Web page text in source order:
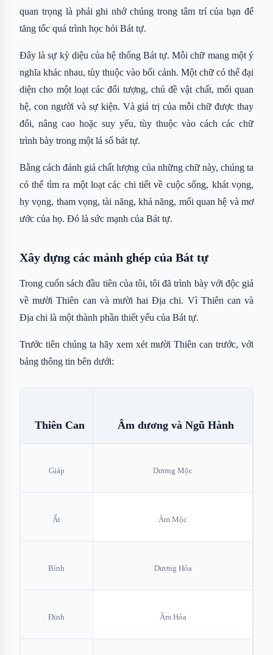
quan trọng là phải ghi nhớ chúng trong tâm trí của bạn để
tăng tốc quá trình học hỏi Bát tự.
Đây là sự kỳ diệu của hệ thống Bát tự. Mỗi chữ mang một ý
nghĩa khác nhau, tùy thuộc vào bối cảnh. Một chữ có thể đại
diện cho một loạt các đối tượng, chủ đề vật chất, mối quan
hệ, con người và sự kiện. Và giá trị của mỗi chữ được thay
đổi, nâng cao hoặc suy yếu, tùy thuộc vào cách các chữ
trình bày trong một lá số bát tự.
Bằng cách đánh giá chất lượng của những chữ này, chúng ta
có thể tìm ra một loạt các chi tiết về cuộc sống, khát vọng,
hy vọng, tham vọng, tài năng, khả năng, mối quan hệ và mơ
ước của họ. Đó là sức mạnh của Bát tự.
Xây dựng các mảnh ghép của Bát tự
Trong cuốn sách đầu tiên của tôi, tôi đã trình bày với độc giả
về mười Thiên can và mười hai Địa chi. Vì Thiên can và
Địa chi là một thành phần thiết yếu của Bát tự.
Trước tiên chúng ta hãy xem xét mười Thiên can trước, với
bảng thông tin bên dưới:
Thiên Can Âm dương và Ngũ Hành
Giáp Dương Mộc
Ất Âm Mộc
Bính Dương Hỏa
Đinh Âm Hỏa